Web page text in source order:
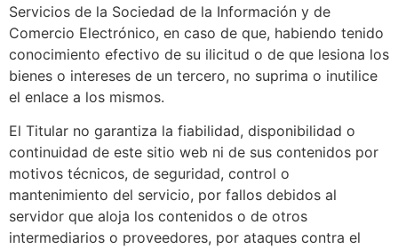
Servicios de la Sociedad de la Información y de
Comercio Electrónico, en caso de que, habiendo tenido
conocimiento efectivo de su ilicitud o de que lesiona los
bienes o intereses de un tercero, no suprima o inutilice
el enlace a los mismos.
El Titular no garantiza la fiabilidad, disponibilidad o
continuidad de este sitio web ni de sus contenidos por
motivos técnicos, de seguridad, control o
mantenimiento del servicio, por fallos debidos al
servidor que aloja los contenidos o de otros
intermediarios o proveedores, por ataques contra el